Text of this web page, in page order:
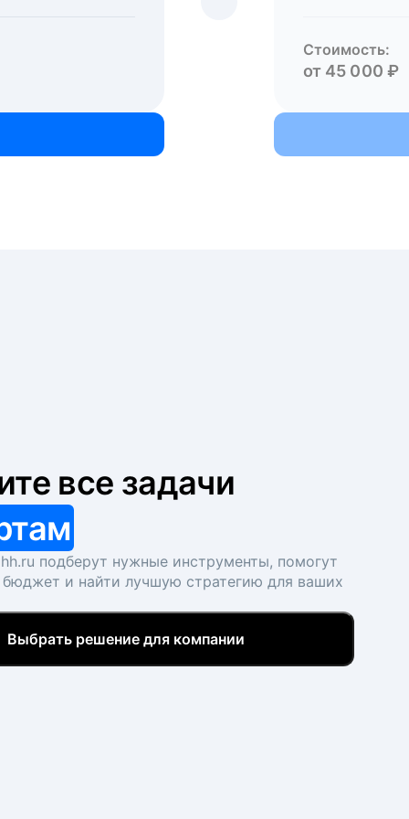
Стоимость:
от 45 000 ₽
все задачи
подберут нужные инструменты, помогут
бюджет и найти лучшую стратегию для ваших
Выбрать решение для компании